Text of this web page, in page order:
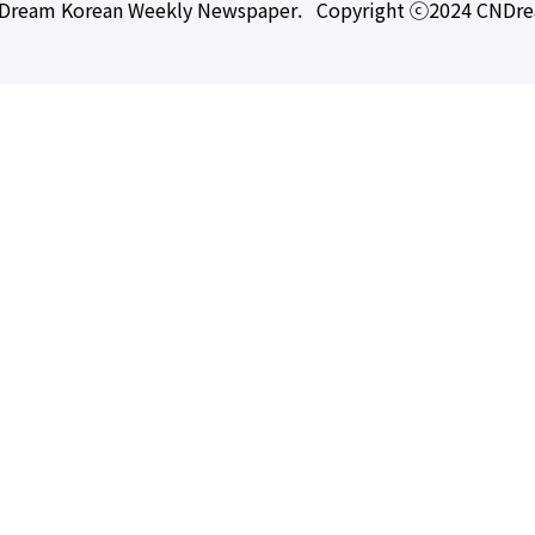
Korean Weekly Newspaper. Copyright ⓒ2024